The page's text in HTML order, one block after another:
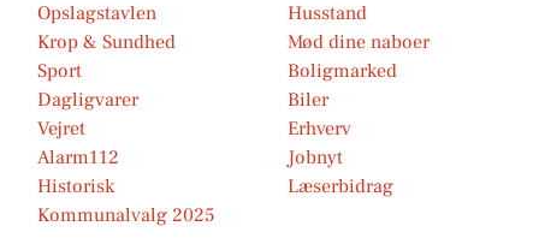
Opslagstavlen
Husstand
Krop & Sundhed
Mød dine naboer
Sport
Boligmarked
Dagligvarer
Biler
Vejret
Erhverv
Alarm112
Jobnyt
Historisk
Læserbidrag
Kommunalvalg 2025